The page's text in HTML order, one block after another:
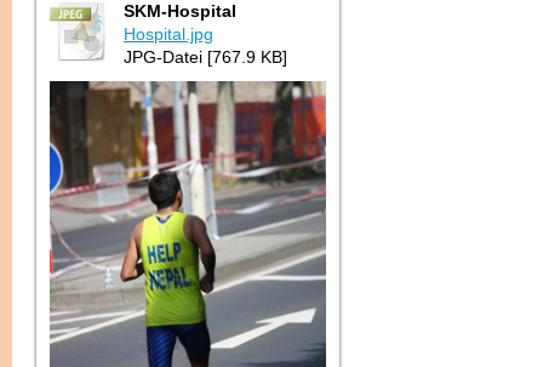
SKM-Hospital
Hospital.jpg
JPG-Datei [767.9 KB]